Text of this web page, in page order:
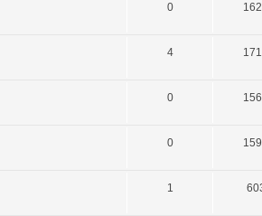
0
4
0
0
1